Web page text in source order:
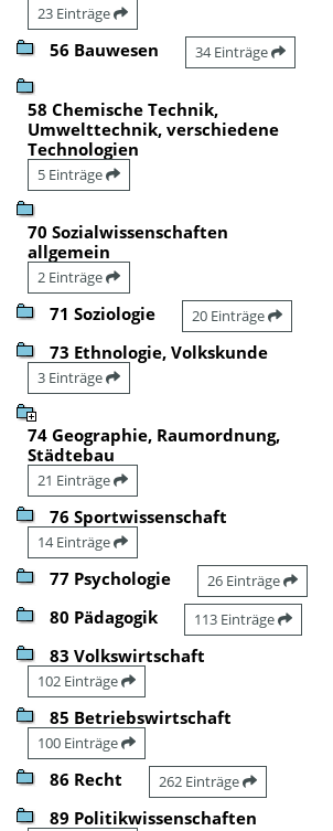
23 Einträge
56 Bauwesen 34 Einträge
58 Chemische Technik,
Umwelttechnik, verschiedene
Technologien
5 Einträge
70 Sozialwissenschaften
allgemein
2 Einträge
71 Soziologie 20 Einträge
73 Ethnologie, Volkskunde
3 Einträge
74 Geographie, Raumordnung,
Städtebau
21 Einträge
76 Sportwissenschaft
14 Einträge
77 Psychologie 26 Einträge
80 Pädagogik 113 Einträge
83 Volkswirtschaft
102 Einträge
85 Betriebswirtschaft
100 Einträge
86 Recht 262 Einträge
89 Politikwissenschaften